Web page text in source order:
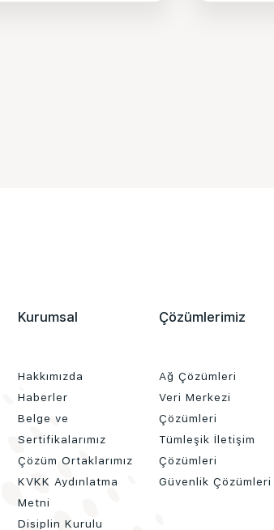
Kurumsal
Hakkımızda
Haberler
Belge ve
Sertifikalarımız
Çözüm Ortaklarımız
KVKK Aydınlatma
Metni
Disiplin Kurulu
Çözümlerimiz
Ağ Çözümleri
Veri Merkezi
Çözümleri
Tümleşik İletişim
Çözümleri
Güvenlik Çözümleri